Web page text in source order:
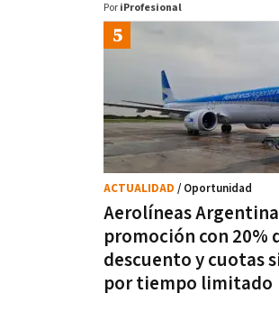
Por iProfesional
Aerolíneas
promoción con 20%
descuento y cuotas
por tiempo limitado
ACTUALIDAD / Oportunidad